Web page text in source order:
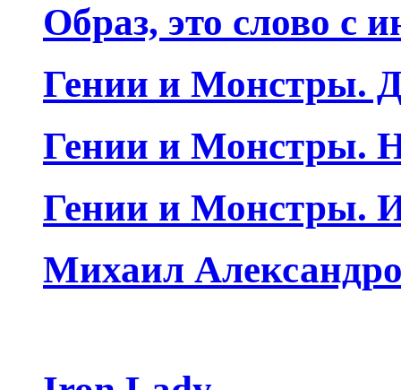
Образ, это слово с
Гении и Монстры.
Гении и Монстры.
Гении и Монстры.
Михаил